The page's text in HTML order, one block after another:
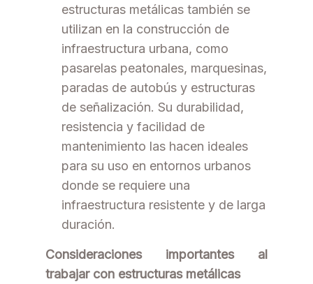
estructuras metálicas también se
utilizan en la construcción de
infraestructura urbana, como
pasarelas peatonales, marquesinas,
paradas de autobús y estructuras
de señalización. Su durabilidad,
resistencia y facilidad de
mantenimiento las hacen ideales
para su uso en entornos urbanos
donde se requiere una
infraestructura resistente y de larga
duración.
Consideraciones importantes al
trabajar con estructuras metálicas